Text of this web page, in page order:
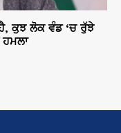
ਕੁਝ ਲੋਕ ਵੰਡ ‘ਚ ਰੁੱਝੇ
ਹਮਲਾ